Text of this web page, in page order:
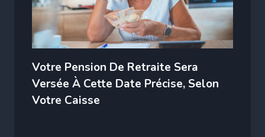
Votre Pension De Retraite Sera
Versée À Cette Date Précise, Selon
Votre Caisse